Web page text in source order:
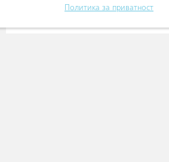
Политика за приватност